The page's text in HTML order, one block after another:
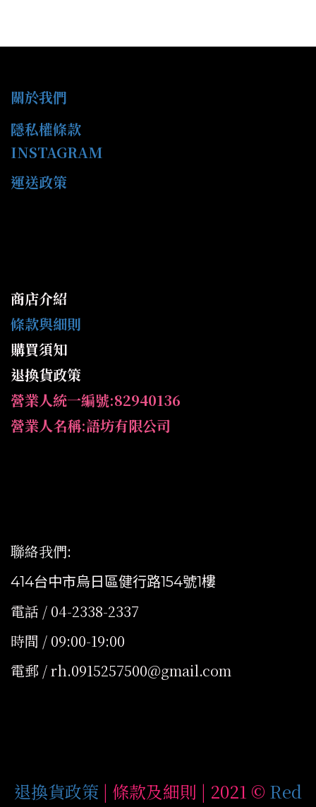
關於我們
隱私權條款
INSTAGRAM
運送政策
商店介紹
條款與細則
購買須知
退換貨政策
營業人統一編號:82940136
營業人名稱:語坊有限公司
聯絡我們:
414台中市烏日區健行路154號1樓
電話 / 04-2338-2337
時間 / 09:00-19:00
電郵 / rh.0915257500@gmail.com
退換貨政策 | 條款及細則 | 2021 © Red